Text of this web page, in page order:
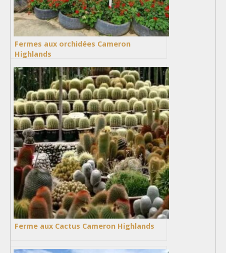
Fermes aux orchidées Cameron
Highlands
Ferme aux Cactus Cameron Highlands